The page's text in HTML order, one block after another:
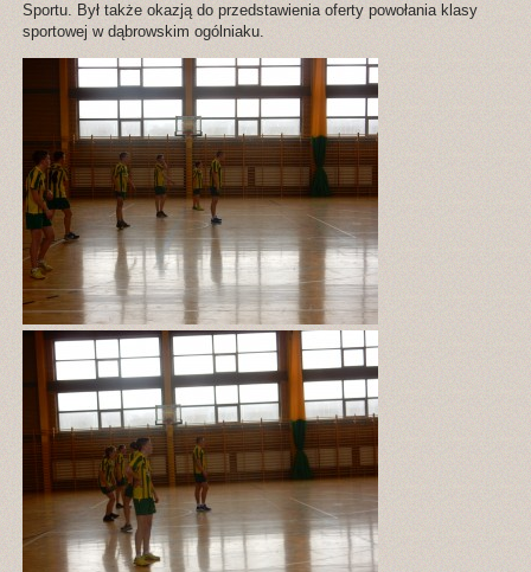
Sportu. Był także okazją do przedstawienia oferty powołania klasy
sportowej w dąbrowskim ogólniaku.